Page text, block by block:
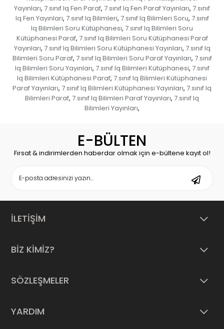
Yayınları, 7.sınıf Iq Fen Paraf, 7.sınıf Iq Fen Paraf Yayınları, 7.sınıf
Iq Fen Yayınları, 7.sınıf Iq Bilimleri, 7.sınıf Iq Bilimleri Soru, 7.sınıf
Iq Bilimleri Soru Kütüphanesi, 7.sınıf Iq Bilimleri Soru
Kütüphanesi Paraf, 7.sınıf Iq Bilimleri Soru Kütüphanesi Paraf
Yayınları, 7.sınıf Iq Bilimleri Soru Kütüphanesi Yayınları, 7.sınıf Iq
Bilimleri Soru Paraf, 7.sınıf Iq Bilimleri Soru Paraf Yayınları, 7.sınıf
Iq Bilimleri Soru Yayınları, 7.sınıf Iq Bilimleri Kütüphanesi, 7.sınıf
Iq Bilimleri Kütüphanesi Paraf, 7.sınıf Iq Bilimleri Kütüphanesi
Paraf Yayınları, 7.sınıf Iq Bilimleri Kütüphanesi Yayınları, 7.sınıf Iq
Bilimleri Paraf, 7.sınıf Iq Bilimleri Paraf Yayınları, 7.sınıf Iq
Bilimleri Yayınları,
E-BÜLTEN
Fırsat & indirimlerden haberdar olmak için e-bültene kayıt ol!
İLETİŞİM
BİZ KİMİZ?
SÖZLEŞMELER
YARDIM